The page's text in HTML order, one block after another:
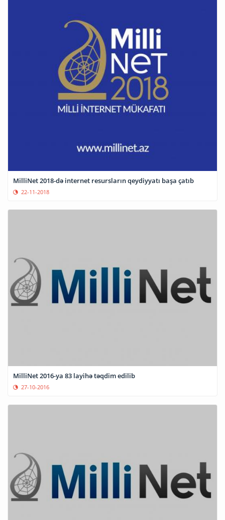
MilliNet 2018-də internet resursların qeydiyyatı başa çatıb
22-11-2018
MilliNet 2016-ya 83 layihə təqdim edilib
27-10-2016